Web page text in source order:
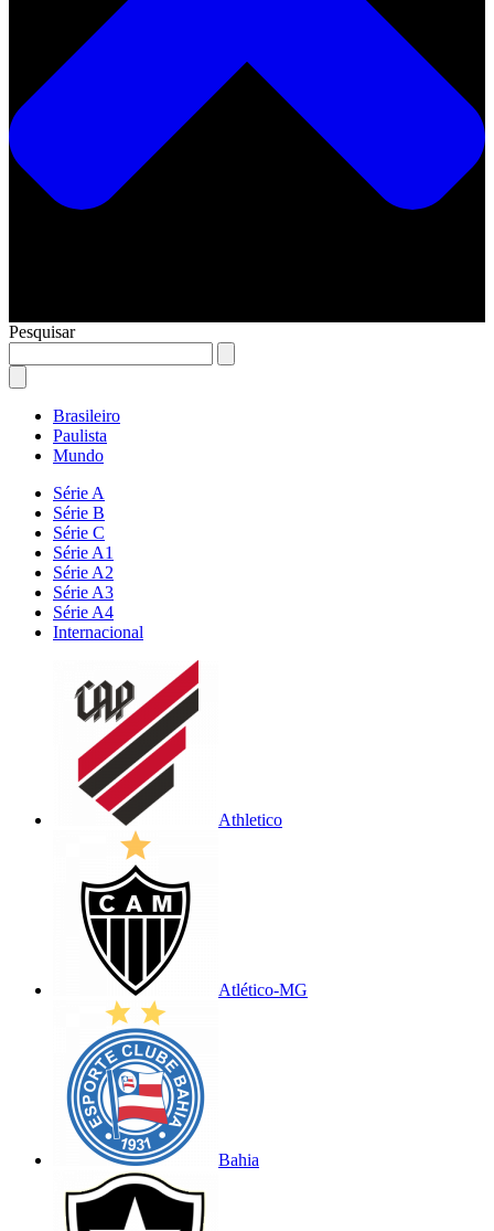
Pesquisar
Brasileiro
Paulista
Mundo
Série A
Série B
Série C
Série A1
Série A2
Série A3
Série A4
Internacional
Athletico
Atlético-MG
Bahia